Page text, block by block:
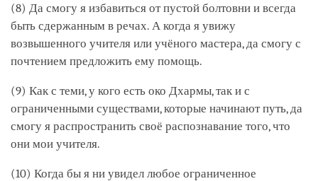
(8) Да смогу я избавиться от пустой болтовни и всегда
быть сдержанным в речах. А когда я увижу
возвышенного учителя или учёного мастера, да смогу с
почтением предложить ему помощь.
(9) Как с теми, у кого есть око Дхармы, так и с
ограниченными существами, которые начинают путь, да
смогу я распространить своё распознавание того, что
они мои учителя.
(10) Когда бы я ни увидел любое ограниченное